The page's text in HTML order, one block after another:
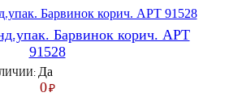
Барвинок корич. АРТ
91528
Да
0₽